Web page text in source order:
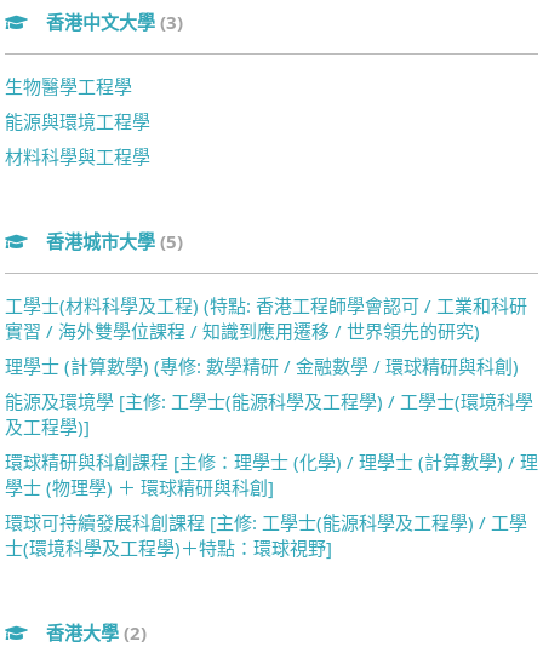
香港中文大學 (3)
生物醫學工程學
能源與環境工程學
材料科學與工程學
香港城市大學 (5)
工學士(材料科學及工程) (特點: 香港工程師學會認可 / 工業和科研
實習 / 海外雙學位課程 / 知識到應用遷移 / 世界領先的研究)
理學士 (計算數學) (專修: 數學精研 / 金融數學 / 環球精研與科創)
能源及環境學 [主修: 工學士(能源科學及工程學) / 工學士(環境科學
及工程學)]
環球精研與科創課程 [主修：理學士 (化學) / 理學士 (計算數學) / 理
學士 (物理學) ＋ 環球精研與科創]
環球可持續發展科創課程 [主修: 工學士(能源科學及工程學) / 工學
士(環境科學及工程學)＋特點：環球視野]
香港大學 (2)